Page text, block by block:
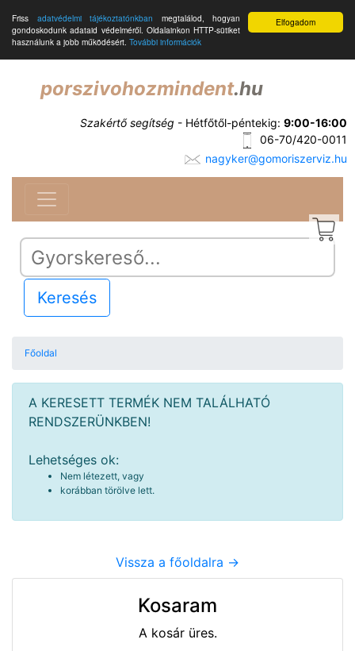
Elfogadom
Friss adatvédelmi tájékoztatónkban megtalálod, hogyan
gondoskodunk adataid védelméről. Oldalainkon HTTP-sütiket
használunk a jobb működésért. További információk
porszivohozmindent.hu
Szakértő segítség - Hétfőtől-péntekig: 9:00-16:00
06-70/420-0011
nagyker@gomoriszerviz.hu
Keresés
Főoldal
A KERESETT TERMÉK NEM TALÁLHATÓ
RENDSZERÜNKBEN!
Lehetséges ok:
Nem létezett, vagy
korábban törölve lett.
Vissza a főoldalra ->
Kosaram
A kosár üres.